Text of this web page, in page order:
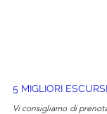
5 MIGLIORI